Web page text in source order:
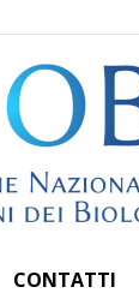
CONTATTI